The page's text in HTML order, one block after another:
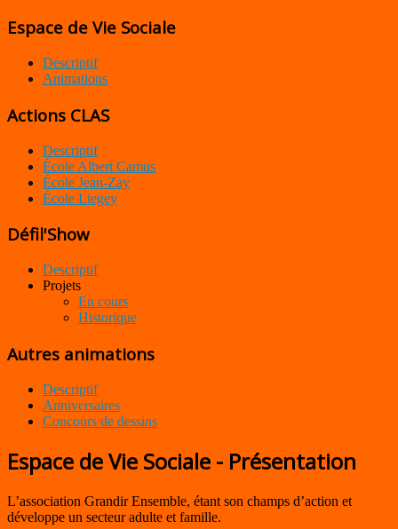
Espace de Vie Sociale
Descriptif
Animations
Actions CLAS
Descriptif
École Albert Camus
École Jean-Zay
École Liegey
Défil'Show
Descriptif
Projets
En cours
Historique
Autres animations
Descriptif
Anniversaires
Concours de dessins
Espace de Vie Sociale - Présentation
L’association Grandir Ensemble, étant son champs d’action et
développe un secteur adulte et famille.